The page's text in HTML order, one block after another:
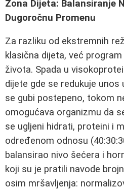
Zona Dijeta: Balansiranje
Dugoročnu Promenu
Za razliku od ekstremnih
klasična dijeta, već
života. Spada u
dijete gde se redukuje unos
se gubi postepeno, tokom
omogućava organizmu da
se ugljeni hidrati, proteini i
određenom odnosu
balansirao nivo šećera i
koji su je pratili navode
osim mršavljenja: